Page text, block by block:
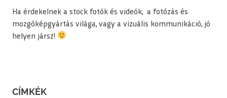
Ha érdekelnek a stock fotók és videók, a fotózás és
mozgóképgyártás világa, vagy a vizuális kommunikáció, jó
helyen jársz!
CÍMKÉK